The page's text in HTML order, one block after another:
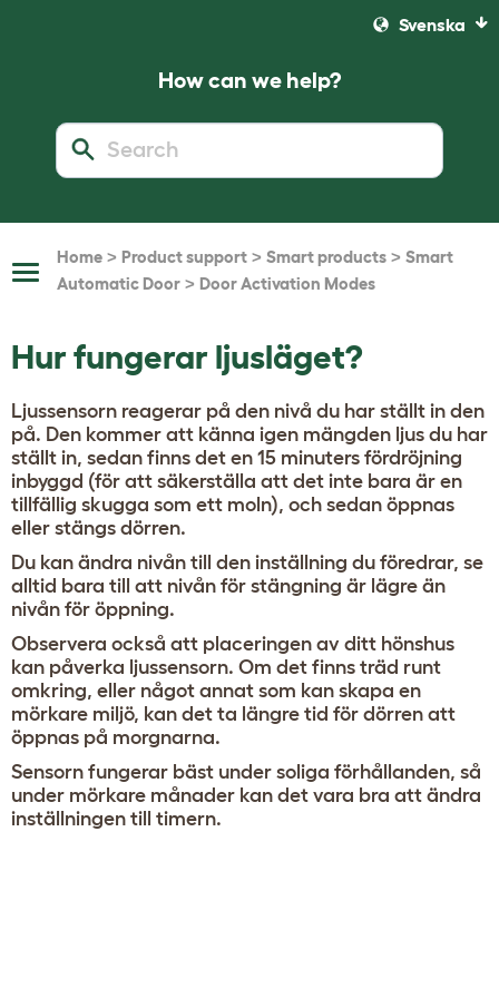
Svenska
How can we help?
Toggle
Home > Product support > Smart products > Smart
Automatic Door > Door Activation Modes
Hur fungerar ljusläget?
Ljussensorn reagerar på den nivå du har ställt in den
på. Den kommer att känna igen mängden ljus du har
ställt in, sedan finns det en 15 minuters fördröjning
inbyggd (för att säkerställa att det inte bara är en
tillfällig skugga som ett moln), och sedan öppnas
eller stängs dörren.
Du kan ändra nivån till den inställning du föredrar, se
alltid bara till att nivån för stängning är lägre än
nivån för öppning.
Observera också att placeringen av ditt hönshus
kan påverka ljussensorn. Om det finns träd runt
omkring, eller något annat som kan skapa en
mörkare miljö, kan det ta längre tid för dörren att
öppnas på morgnarna.
Sensorn fungerar bäst under soliga förhållanden, så
under mörkare månader kan det vara bra att ändra
inställningen till timern.